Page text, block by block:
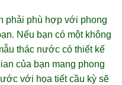
phải phù hợp với phong
Nếu bạn có một không
thác nước có thiết kế
của bạn mang phong
với họa tiết cầu kỳ sẽ